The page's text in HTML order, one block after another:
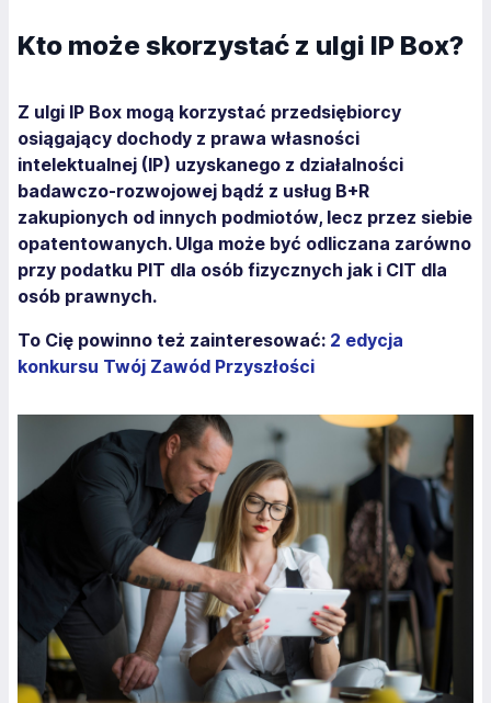
Kto może skorzystać z ulgi IP Box?
Z ulgi IP Box mogą korzystać przedsiębiorcy
osiągający dochody z prawa własności
intelektualnej (IP) uzyskanego z działalności
badawczo-rozwojowej bądź z usług B+R
zakupionych od innych podmiotów, lecz przez siebie
opatentowanych. Ulga może być odliczana zarówno
przy podatku PIT dla osób fizycznych jak i CIT dla
osób prawnych.
To Cię powinno też zainteresować: 2 edycja
konkursu Twój Zawód Przyszłości